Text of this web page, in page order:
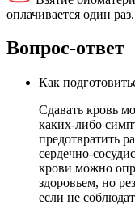
оплачивается один раз.
Вопрос-ответ
Как
Сдавать кровь
каких-либо
предотвратить
сердечно-
крови можно
здоровьем, но
если не